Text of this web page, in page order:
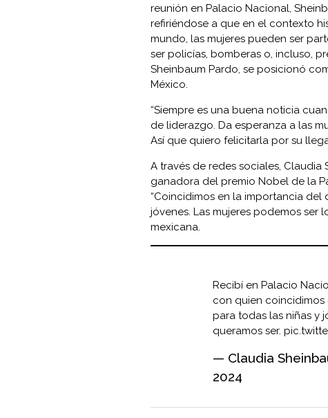
reunión en Palacio Nacional,
refiriéndose a que en el contexto
mundo, las mujeres pueden ser
ser policías, bomberas o, incluso,
Sheinbaum Pardo, se posicionó
México.
“Siempre es una buena noticia
de liderazgo. Da esperanza a las
Así que quiero felicitarla por su
A través de redes sociales,
ganadora del premio Nobel de la
“Coincidimos en la importancia
jóvenes. Las mujeres podemos ser
mexicana.
Recibí en Palacio
con quien
para todas las niñas y
queramos ser.
— Claudia
2024